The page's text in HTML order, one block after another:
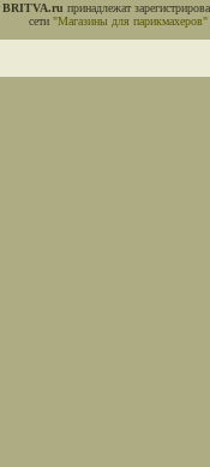
BRITVA.ru принадлежат
сети "Магазины для парикмахеров"